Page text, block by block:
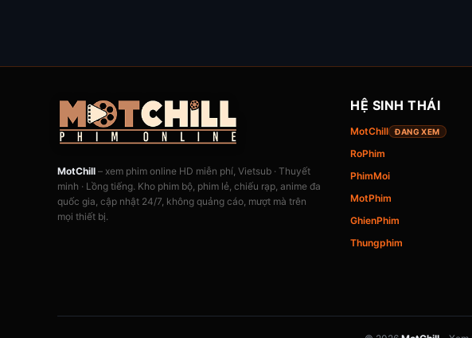
MotChill – xem phim online HD miễn phí, Vietsub · Thuyết
minh · Lồng tiếng. Kho phim bộ, phim lẻ, chiếu rạp, anime đa
quốc gia, cập nhật 24/7, không quảng cáo, mượt mà trên
mọi thiết bị.
HỆ SINH THÁI
MotChill ĐANG XEM
RoPhim
PhimMoi
MotPhim
GhienPhim
Thungphim